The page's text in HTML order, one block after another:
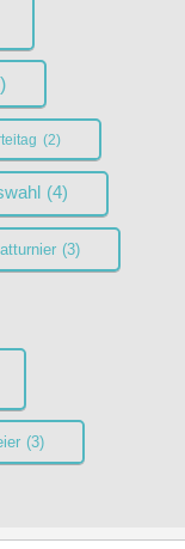
(2)
(4)
(3)
(3)